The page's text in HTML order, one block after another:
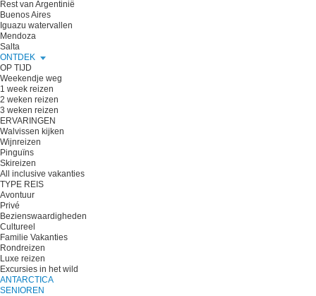
Rest van Argentinië
Buenos Aires
Iguazu watervallen
Mendoza
Salta
ONTDEK
OP TIJD
Weekendje weg
1 week reizen
2 weken reizen
3 weken reizen
ERVARINGEN
Walvissen kijken
Wijnreizen
Pinguïns
Skireizen
All inclusive vakanties
TYPE REIS
Avontuur
Privé
Bezienswaardigheden
Cultureel
Familie Vakanties
Rondreizen
Luxe reizen
Excursies in het wild
ANTARCTICA
SENIOREN